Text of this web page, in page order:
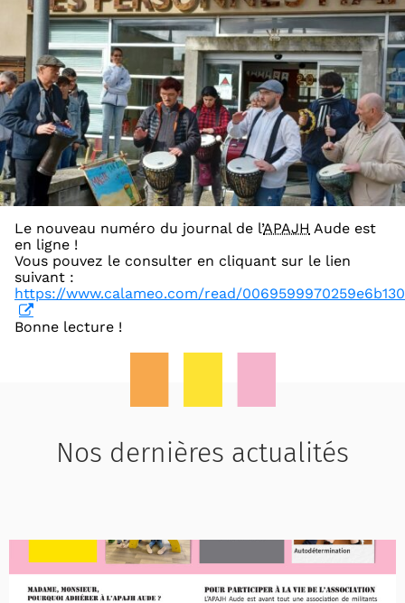
Le nouveau numéro du journal de l’APAJH Aude est
en ligne !
Vous pouvez le consulter en cliquant sur le lien
suivant :
https://www.calameo.com/read/
Bonne lecture !
Nos dernières actualités